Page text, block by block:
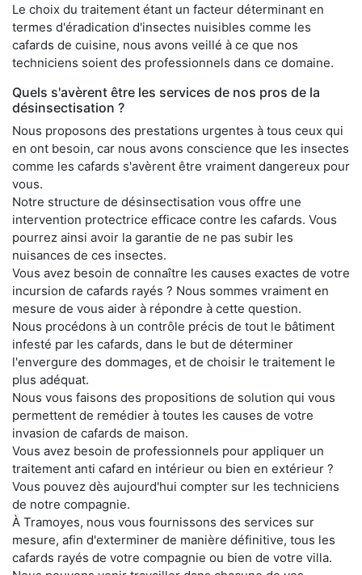
Le choix du traitement étant un facteur déterminant en
termes d'éradication d'insectes nuisibles comme les
cafards de cuisine, nous avons veillé à ce que nos
techniciens soient des professionnels dans ce domaine.
Quels s'avèrent être les services de nos pros de la
désinsectisation ?
Nous proposons des prestations urgentes à tous ceux qui
en ont besoin, car nous avons conscience que les insectes
comme les cafards s'avèrent être vraiment dangereux pour
vous.
Notre structure de désinsectisation vous offre une
intervention protectrice efficace contre les cafards. Vous
pourrez ainsi avoir la garantie de ne pas subir les
nuisances de ces insectes.
Vous avez besoin de connaître les causes exactes de votre
incursion de cafards rayés ? Nous sommes vraiment en
mesure de vous aider à répondre à cette question.
Nous procédons à un contrôle précis de tout le bâtiment
infesté par les cafards, dans le but de déterminer
l'envergure des dommages, et de choisir le traitement le
plus adéquat.
Nous vous faisons des propositions de solution qui vous
permettent de remédier à toutes les causes de votre
invasion de cafards de maison.
Vous avez besoin de professionnels pour appliquer un
traitement anti cafard en intérieur ou bien en extérieur ?
Vous pouvez dès aujourd'hui compter sur les techniciens
de notre compagnie.
À Tramoyes, nous vous fournissons des services sur
mesure, afin d'exterminer de manière définitive, tous les
cafards rayés de votre compagnie ou bien de votre villa.